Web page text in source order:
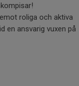
roliga och aktiva
en ansvarig vuxen på